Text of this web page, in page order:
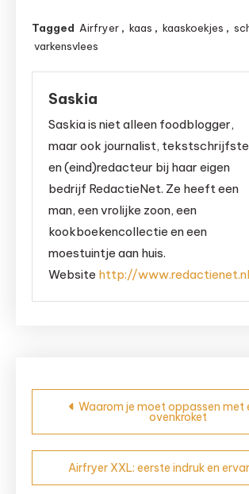
Tagged Airfryer , kaas , kaaskoekjes ,
varkensvlees
Saskia
Saskia is niet alleen foodblogger,
maar ook journalist,
en (eind)redacteur bij haar eigen
bedrijf RedactieNet. Ze heeft een
man, een vrolijke zoon, een
kookboekencollectie en een
moestuintje aan huis.
Website http://www.redactienet.nl
Bericht
navigatie
Waarom je moet oppassen met
ovenkroket
Airfryer XXL: eerste indruk en